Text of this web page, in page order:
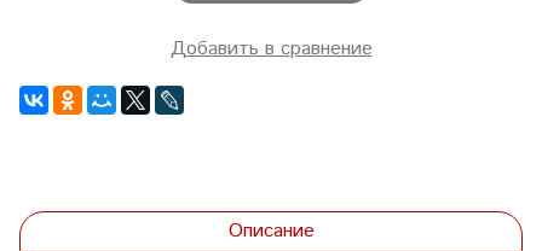
Добавить в сравнение
Описание